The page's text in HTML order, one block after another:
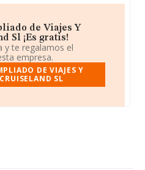
de Viajes Y
Sl ¡Es gratis!
y te regalamos el
empresa.
DE VIAJES Y
SL